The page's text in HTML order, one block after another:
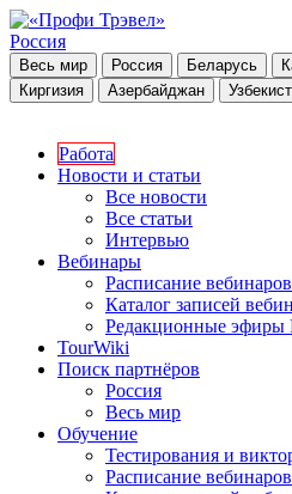
Россия
Весь мир Россия Беларусь
Киргизия
Азербайджан
Работа
Новости и статьи
Все новости
Все статьи
Интервью
Вебинары
Расписание вебинаров
Каталог записей
Редакционные эфиры
TourWiki
Поиск партнёров
Россия
Весь мир
Обучение
Тестирования и
Расписание вебинаров